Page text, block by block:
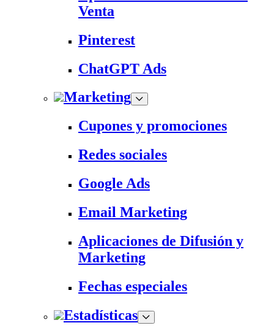
Venta
Pinterest
ChatGPT Ads
Marketing
Cupones y promociones
Redes sociales
Google Ads
Email Marketing
Aplicaciones de Difusión y
Marketing
Fechas especiales
Estadísticas